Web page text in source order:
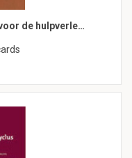
de hulpverle…